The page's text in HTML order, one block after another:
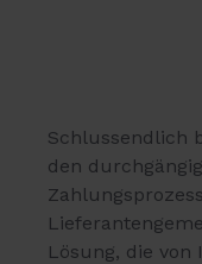
Schlussendlich
den
Lösung, die